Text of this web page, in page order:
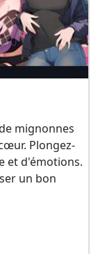
mignonnes
Plongez-
et d'émotions.
un bon